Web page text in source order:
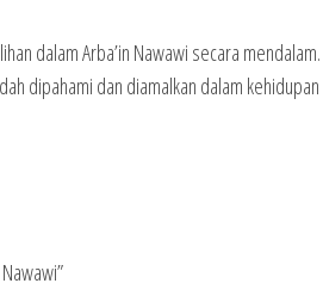
dalam Arba’in Nawawi secara mendalam.
dipahami dan diamalkan dalam